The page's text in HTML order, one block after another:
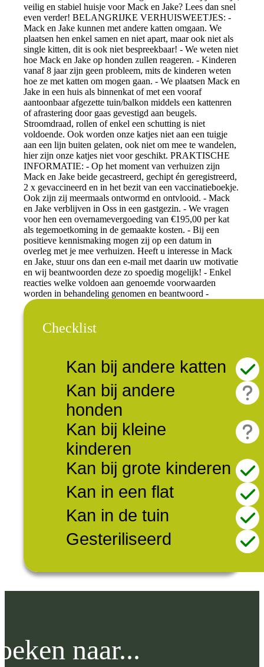
veilig en stabiel huisje voor Mack en Jake? Lees dan snel
even verder! BELANGRIJKE VERHUISWEETJES: -
Mack en Jake kunnen met andere katten omgaan. We
plaatsen hen enkel samen en niet apart, maar ook niet als
single kitten, dit is ook niet bespreekbaar! - We weten niet
hoe Mack en Jake op honden zullen reageren. - Kinderen
vanaf 8 jaar zijn geen probleem, mits de kinderen weten
hoe ze met katten om mogen gaan. - We plaatsen Mack en
Jake in een huis als binnenkat of met een vooraf
aantoonbaar afgezette tuin/balkon middels een kattenren
of afrastering door gaas gevestigd aan beugels.
Stroomdraad, rollen of enkel een schutting is niet
voldoende. Ook worden onze katjes niet aan een tuigje
aan een lijn buiten gelaten, ook niet om mee te wandelen,
hier zijn onze katjes niet voor geschikt. PRAKTISCHE
INFORMATIE: - Op het moment van verhuizen zijn
Mack en Jake beide gecastreerd, gechipt én geregistreerd,
2 x gevaccineerd en in het bezit van een vaccinatieboekje.
Ook zijn zij meermaals ontwormd en ontvlooid. - Mack
en Jake verblijven in Oss in een gastgezin. - We vragen
voor hen een overnamevergoeding van €195,00 per kat
als tegemoetkoming in de gemaakte kosten. - Bij een
positieve kennismaking mogen zij op een datum in
overleg met je mee verhuizen. Heeft u interesse in Mack
en Jake, stuur ons dan een e-mail met daarin uw motivatie
en wij beantwoorden deze zo spoedig mogelijk! - Enkel
reacties welke voldoen aan genoemde voorwaarden
worden in behandeling genomen en beantwoord -
Checklist
Kan bij andere katten
Kan bij andere
honden
Kan bij kleine
kinderen
Kan bij grote kinderen
Kan in een flat
Kan in de tuin
Gesteriliseerd
naar...